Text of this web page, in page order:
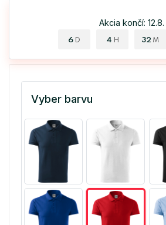
Akcia končí: 12.8.
6 D 4 H 32 M
Vyber barvu